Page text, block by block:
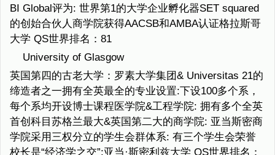
BI Global评为: 世界第1的大学企业孵化器SET squared
的创始合伙人商学院获得AACSB和AMBA认证格拉斯哥
大学 QS世界排名：81
University of Glasgow
英国第四的古老大学：罗素大学集团& Universitas 21的
缔造者之一拥有全英最全的专业设置:下设100多个系，
每个系均开设博士课程医学院&工程学院: 拥有多个全英
首创科目苏格兰最大&英国第二大的商学院: 亚当斯密商
学院采用三权分立的学生会群体系: 有三个学生会荣誉
校长是“经济学之交”:亚当·斯密利兹大学 QS世界排名：